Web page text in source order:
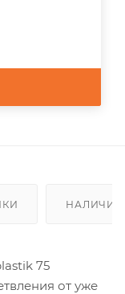
НАЛИЧИЕ
75
от уже